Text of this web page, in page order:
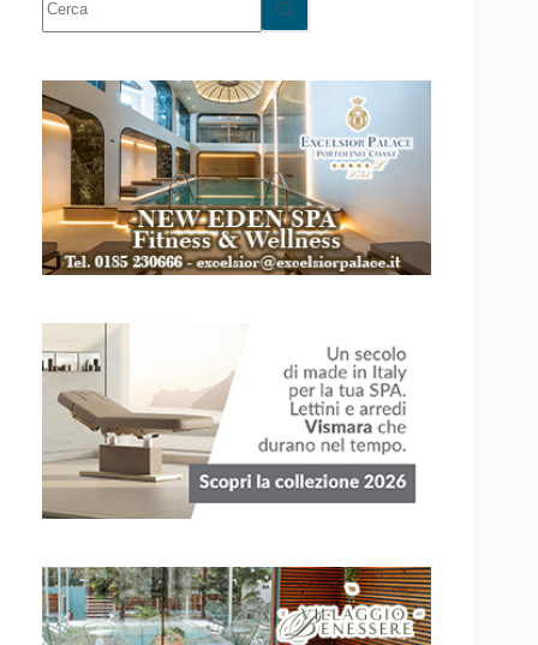
risultato